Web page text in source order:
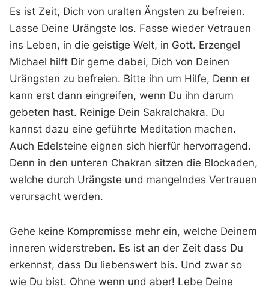
Es ist Zeit, Dich von uralten Ängsten zu befreien.
Lasse Deine Urängste los. Fasse wieder Vetrauen
ins Leben, in die geistige Welt, in Gott. Erzengel
Michael hilft Dir gerne dabei, Dich von Deinen
Urängsten zu befreien. Bitte ihn um Hilfe, Denn er
kann erst dann eingreifen, wenn Du ihn darum
gebeten hast. Reinige Dein Sakralchakra. Du
kannst dazu eine geführte Meditation machen.
Auch Edelsteine eignen sich hierfür hervorragend.
Denn in den unteren Chakran sitzen die Blockaden,
welche durch Urängste und mangelndes Vertrauen
verursacht werden.
Gehe keine Kompromisse mehr ein, welche Deinem
inneren widerstreben. Es ist an der Zeit dass Du
erkennst, dass Du liebenswert bis. Und zwar so
wie Du bist. Ohne wenn und aber! Lebe Deine